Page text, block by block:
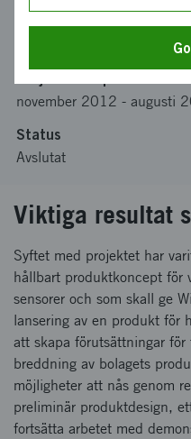
Bidrag från Vinnova
november 2012 - augusti
Status
Avslutat
Viktiga resultat
Syftet med projektet har
hållbart produktkoncept för
sensorer och som skall ge
lansering av en produkt för
att skapa förutsättningar
breddning av bolagets
möjligheter att nås genom
preliminär produktdesign,
fortsätta arbetet med